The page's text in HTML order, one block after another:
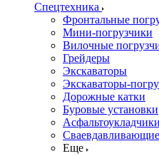
Спецтехника
Фронтальные
Мини-погрузчики
Вилочные
Грейдеры
Экскаваторы
Экскаваторы-
Дорожные катки
Буровые установки
Асфальтоукладчики
Еще